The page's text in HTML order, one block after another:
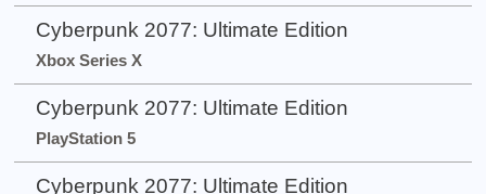
Cyberpunk 2077: Ultimate Edition
Xbox Series X
Cyberpunk 2077: Ultimate Edition
PlayStation 5
Cyberpunk 2077: Ultimate Edition